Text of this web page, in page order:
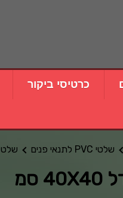
כרטיסי ביקור
שלטי PVC לתנאי פנים שלט PVC בגודל 40X40 סמ